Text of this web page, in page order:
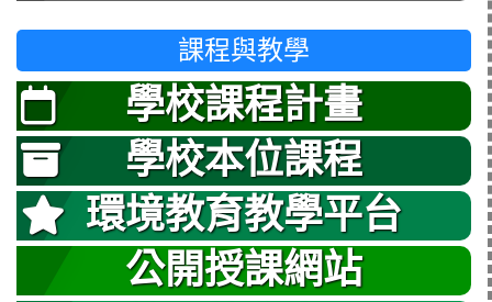
課程與教學
學校課程計畫
學校本位課程
環境教育教學平台
公開授課網站